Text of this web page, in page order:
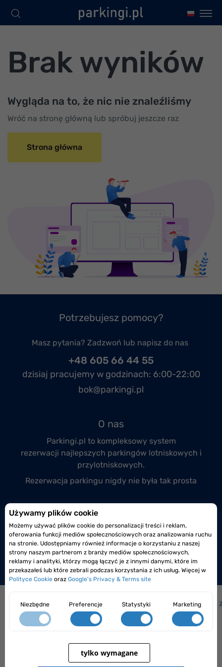
Używamy plików cookie
Możemy używać plików cookie do personalizacji treści i reklam,
oferowania funkcji mediów społecznościowych oraz analizowania ruchu
na stronie. Udostępniamy również informacje o korzystaniu z naszej
strony naszym partnerom z branży mediów społecznościowych,
reklamy i analityki, którzy mogą łączyć je z innymi danymi, które im
przekazałeś lub które zebrali podczas korzystania z ich usług. Więcej w
Polityce Cookie oraz Google's Privacy & Terms site
Niezbędne Preferencje Statystyki Marketing
tylko wymagane
Brak wyników
Wygląda na to, że nic nie znaleźliśmy
Wróć na stronę główną lub spróbuj jeszcze raz
Strona główna
Potrzebujesz pomocy?
Masz pytania? Zadzwoń lub napisz do nas
+48 605 66 44 55
dzisiaj pracujemy w godzinach: 6:00-22:00
bok@parkingi.pl
O nas
Parkingi.pl to kompleksowy system
rezerwacji najlepszych parkingów lotniskowych i
przylotniskowych.
Rezerwacja parkingu nigdy nie była tak prosta
Przyłącz się do nas
Prowadzisz monitorowany i całodobowy parking
lotniskowy lub przylotniskowy?
Dołącz do nas już dzisiaj!
Jak to działa? | Jak dojechać na lotnisko? | Często